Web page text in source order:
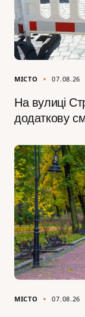
МІСТО 07.08.26
На вулиці
додаткову
МІСТО 07.08.26